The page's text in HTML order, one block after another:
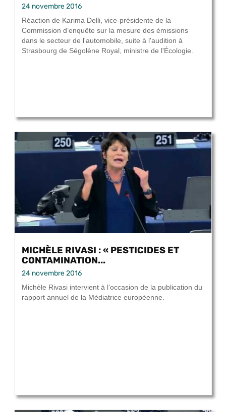
24 novembre 2016
Réaction de Karima Delli, vice-présidente de la
Commission d’enquête sur la mesure des émissions
dans le secteur de l'automobile, suite à l'audition à
Strasbourg de Ségolène Royal, ministre de l'Écologie.
MICHÈLE RIVASI : « PESTICIDES ET
CONTAMINATION...
24 novembre 2016
Michèle Rivasi intervient à l’occasion de la publication du
rapport annuel de la Médiatrice européenne.